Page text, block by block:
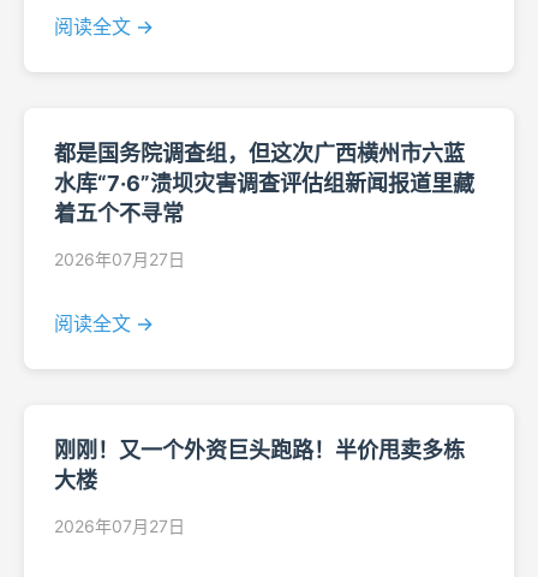
阅读全文 →
都是国务院调查组，但这次广西横州市六蓝
水库“7·6”溃坝灾害调查评估组新闻报道里藏
着五个不寻常
2026年07月27日
阅读全文 →
刚刚！又一个外资巨头跑路！半价甩卖多栋
大楼
2026年07月27日